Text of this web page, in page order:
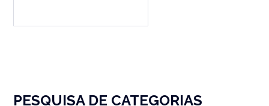
PESQUISA DE CATEGORIAS